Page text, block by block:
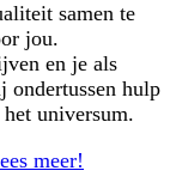
samen te
jou.
en je als
hulp
universum.
meer!